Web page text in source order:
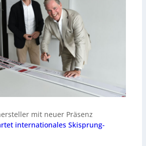
mit neuer Präsenz
internationales Skisprung-